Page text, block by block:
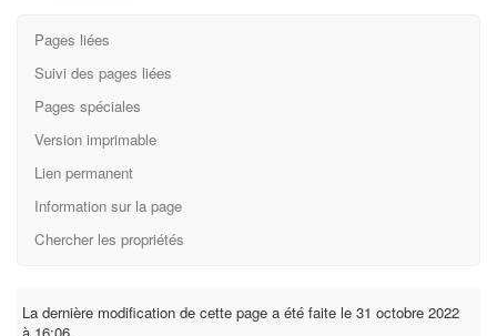
Pages liées
Suivi des pages liées
Pages spéciales
Version imprimable
Lien permanent
Information sur la page
Chercher les propriétés
La dernière modification de cette page a été faite le 31 octobre 2022